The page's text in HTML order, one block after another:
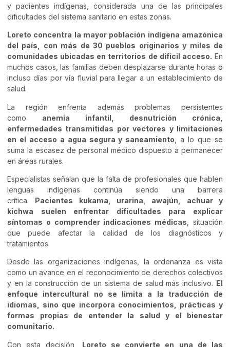
y pacientes indígenas, considerada una de las principales
dificultades del sistema sanitario en estas zonas.
Loreto concentra la mayor población indígena amazónica
del país, con más de 30 pueblos originarios y miles de
comunidades ubicadas en territorios de difícil acceso. En
muchos casos, las familias deben desplazarse durante horas o
incluso días por vía fluvial para llegar a un establecimiento de
salud.
La región enfrenta además problemas persistentes
como anemia infantil, desnutrición crónica,
enfermedades transmitidas por vectores y limitaciones
en el acceso a agua segura y saneamiento , a lo que se
suma la escasez de personal médico dispuesto a permanecer
en áreas rurales.
Especialistas señalan que la falta de profesionales que hablen
lenguas indígenas continúa siendo una barrera
crítica. Pacientes kukama, urarina, awajún, achuar y
kichwa suelen enfrentar dificultades para explicar
síntomas o comprender indicaciones médicas , situación
que puede afectar la calidad de los diagnósticos y
tratamientos.
Desde las organizaciones indígenas, la ordenanza es vista
como un avance en el reconocimiento de derechos colectivos
y en la construcción de un sistema de salud más inclusivo. El
enfoque intercultural no se limita a la traducción de
idiomas, sino que incorpora conocimientos, prácticas y
formas propias de entender la salud y el bienestar
comunitario.
Con esta decisión, Loreto se convierte en una de las